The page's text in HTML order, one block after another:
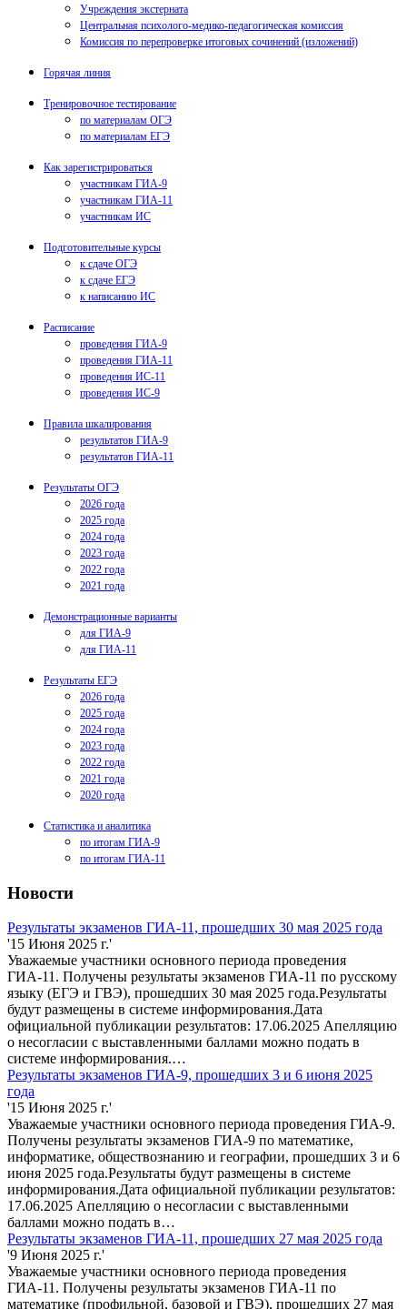
Учреждения экстерната
Центральная психолого-медико-педагогическая комиссия
Комиссия по перепроверке итоговых сочинений (изложений)
Горячая линия
Тренировочное тестирование
по материалам ОГЭ
по материалам ЕГЭ
Как зарегистрироваться
участникам ГИА-9
участникам ГИА-11
участникам ИС
Подготовительные курсы
к сдаче ОГЭ
к сдаче ЕГЭ
к написанию ИС
Расписание
проведения ГИА-9
проведения ГИА-11
проведения ИС-11
проведения ИС-9
Правила шкалирования
результатов ГИА-9
результатов ГИА-11
Результаты ОГЭ
2026 года
2025 года
2024 года
2023 года
2022 года
2021 года
Демонстрационные варианты
для ГИА-9
для ГИА-11
Результаты ЕГЭ
2026 года
2025 года
2024 года
2023 года
2022 года
2021 года
2020 года
Статистика и аналитика
по итогам ГИА-9
по итогам ГИА-11
Новости
Результаты экзаменов ГИА-11, прошедших 30 мая 2025 года
'15 Июня 2025 г.'
Уважаемые участники основного периода проведения
ГИА-11. Получены результаты экзаменов ГИА-11 по русскому
языку (ЕГЭ и ГВЭ), прошедших 30 мая 2025 года.Результаты
будут размещены в системе информирования.Дата
официальной публикации результатов: 17.06.2025 Апелляцию
о несогласии с выставленными баллами можно подать в
системе информирования.…
Результаты экзаменов ГИА-9, прошедших 3 и 6 июня 2025
года
'15 Июня 2025 г.'
Уважаемые участники основного периода проведения ГИА-9.
Получены результаты экзаменов ГИА-9 по математике,
информатике, обществознанию и географии, прошедших 3 и 6
июня 2025 года.Результаты будут размещены в системе
информирования.Дата официальной публикации результатов:
17.06.2025 Апелляцию о несогласии с выставленными
баллами можно подать в…
Результаты экзаменов ГИА-11, прошедших 27 мая 2025 года
'9 Июня 2025 г.'
Уважаемые участники основного периода проведения
ГИА-11. Получены результаты экзаменов ГИА-11 по
математике (профильной, базовой и ГВЭ), прошедших 27 мая